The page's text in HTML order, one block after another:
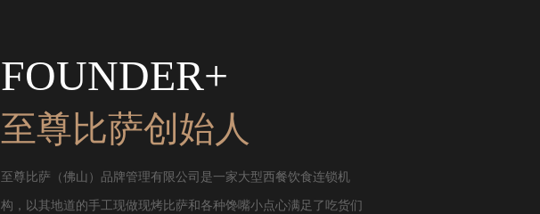
FOUNDER+
至尊比萨创始人
至尊比萨（佛山）品牌管理有限公司是一家大型西餐饮食连锁机
构，以其地道的手工现做现烤比萨和各种馋嘴小点心满足了吃货们